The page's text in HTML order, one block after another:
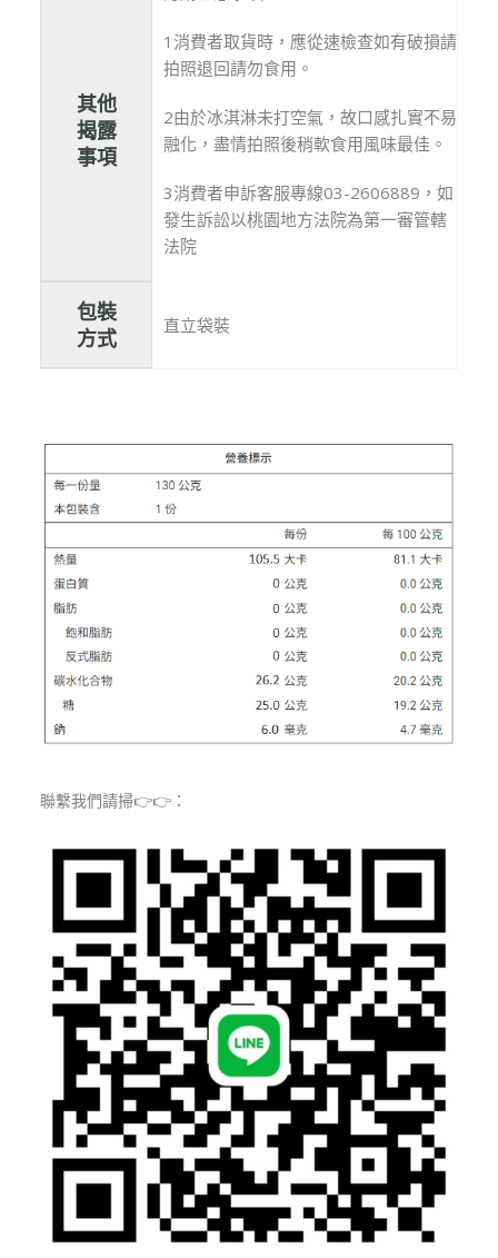
其他
揭露
事項
1消費者取貨時，應從速檢查如有破損請
拍照退回請勿食用。
2由於冰淇淋未打空氣，故口感扎實不易
融化，盡情拍照後稍軟食用風味最佳。
3消費者申訴客服專線03-2606889，如
發生訴訟以桃園地方法院為第一審管轄
法院
包裝
方式
直立袋裝
聯繫我們請掃👉👉：